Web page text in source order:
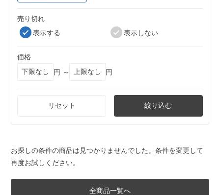
売り切れ
表示する
表示しない
価格
円 ～
円
リセット 絞り込む
お探しの条件の商品は見つかりませんでした。条件を変更して
再度お試しください。
全商品一覧へ